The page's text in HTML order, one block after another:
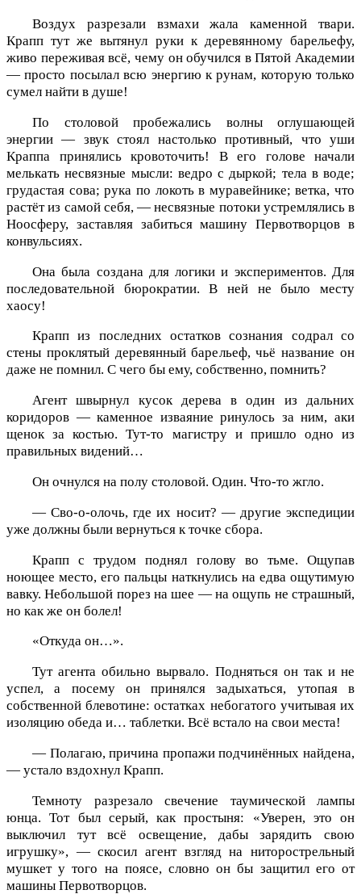
Воздух разрезали взмахи жала каменной твари.
Крапп тут же вытянул руки к деревянному барельефу,
живо переживая всё, чему он обучился в Пятой Академии
— просто посылал всю энергию к рунам, которую только
сумел найти в душе!
По столовой пробежались волны оглушающей
энергии — звук стоял настолько противный, что уши
Краппа принялись кровоточить! В его голове начали
мелькать несвязные мысли: ведро с дыркой; тела в воде;
грудастая сова; рука по локоть в муравейнике; ветка, что
растёт из самой себя, — несвязные потоки устремлялись в
Ноосферу, заставляя забиться машину Первотворцов в
конвульсиях.
Она была создана для логики и экспериментов. Для
последовательной бюрократии. В ней не было месту
хаосу!
Крапп из последних остатков сознания содрал со
стены проклятый деревянный барельеф, чьё название он
даже не помнил. С чего бы ему, собственно, помнить?
Агент швырнул кусок дерева в один из дальних
коридоров — каменное изваяние ринулось за ним, аки
щенок за костью. Тут-то магистру и пришло одно из
правильных видений…
Он очнулся на полу столовой. Один. Что-то жгло.
— Сво-о-олочь, где их носит? — другие экспедиции
уже должны были вернуться к точке сбора.
Крапп с трудом поднял голову во тьме. Ощупав
ноющее место, его пальцы наткнулись на едва ощутимую
вавку. Небольшой порез на шее — на ощупь не страшный,
но как же он болел!
«Откуда он…».
Тут агента обильно вырвало. Подняться он так и не
успел, а посему он принялся задыхаться, утопая в
собственной блевотине: остатках небогатого учитывая их
изоляцию обеда и… таблетки. Всё встало на свои места!
— Полагаю, причина пропажи подчинённых найдена,
— устало вздохнул Крапп.
Темноту разрезало свечение таумической лампы
юнца. Тот был серый, как простыня: «Уверен, это он
выключил тут всё освещение, дабы зарядить свою
игрушку», — скосил агент взгляд на ниторострельный
мушкет у того на поясе, словно он бы защитил его от
машины Первотворцов.